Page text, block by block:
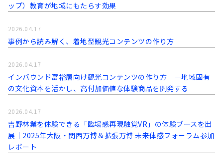
ップ）教育が地域にもたらす効果
事例から読み解く、着地型観光コンテンツの作り方
2026.04.17
インバウンド富裕層向け観光コンテンツの作り方 ―地域固有
の文化資本を活かし、高付加価値な体験商品を開発する
2026.04.17
吉野林業を体験できる「臨場感再現触覚VR」の体験ブースを出
展｜2025年大阪・関西万博＆拡張万博 未来体感フォーラム参加
レポート
2026.04.17